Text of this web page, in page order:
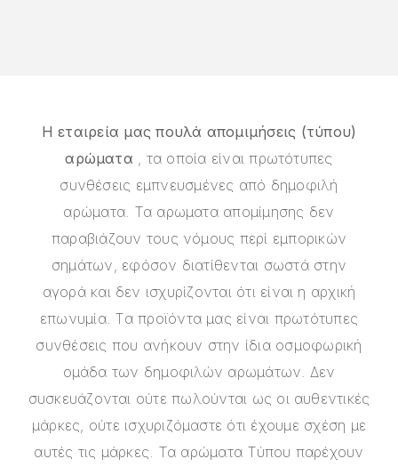
Η εταιρεία μας πουλά απομιμήσεις (τύπου)
αρώματα , τα οποία είναι πρωτότυπες
συνθέσεις εμπνευσμένες από δημοφιλή
αρώματα. Τα αρωματα απομίμησης δεν
παραβιάζουν τους νόμους περί εμπορικών
σημάτων, εφόσον διατίθενται σωστά στην
αγορά και δεν ισχυρίζονται ότι είναι η αρχική
επωνυμία. Τα προϊόντα μας είναι πρωτότυπες
συνθέσεις που ανήκουν στην ίδια οσμοφωρική
ομάδα των δημοφιλών αρωμάτων. Δεν
συσκευάζονται ούτε πωλούνται ως οι αυθεντικές
μάρκες, ούτε ισχυριζόμαστε ότι έχουμε σχέση με
αυτές τις μάρκες. Τα αρώματα Τύπου παρέχουν